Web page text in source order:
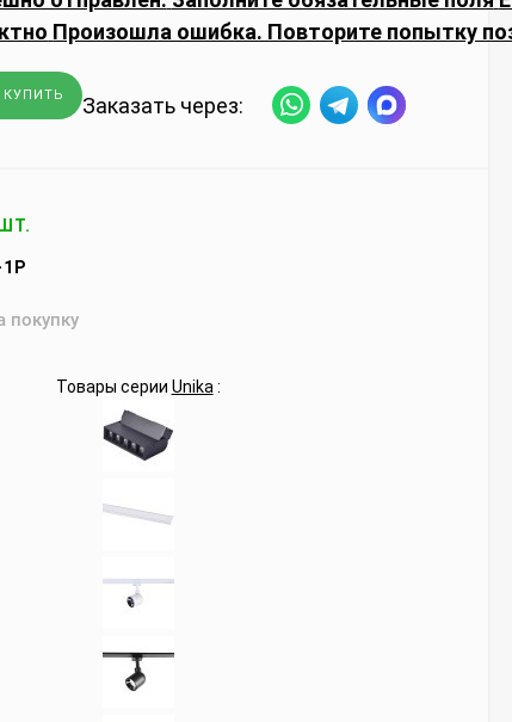
Произошла ошибка. Повторите попытку
КУПИТЬ Заказать через:
покупку
Товары серии Unika :